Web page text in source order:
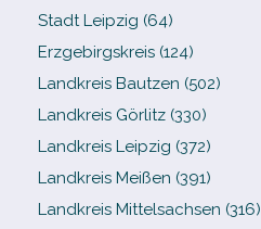
Stadt Leipzig (64)
Erzgebirgskreis (124)
Landkreis Bautzen (502)
Landkreis Görlitz (330)
Landkreis Leipzig (372)
Landkreis Meißen (391)
Landkreis Mittelsachsen (316)